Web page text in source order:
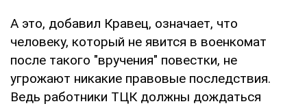
А это, добавил Кравец, означает, что
человеку, который не явится в военкомат
после такого "вручения" повестки, не
угрожают никакие правовые последствия.
Ведь работники ТЦК должны дождаться